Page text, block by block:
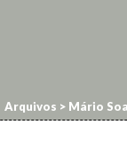
Arquivos > Mário